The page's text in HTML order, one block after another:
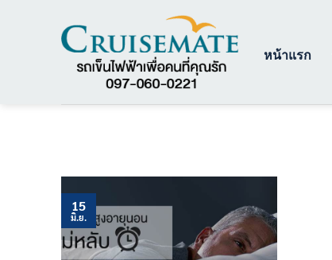
หน้าแรก
15
มิ.ย.